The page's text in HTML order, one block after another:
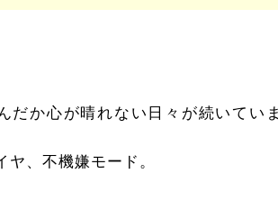
だか心が晴れない日々が続いてい
、不機嫌モード。